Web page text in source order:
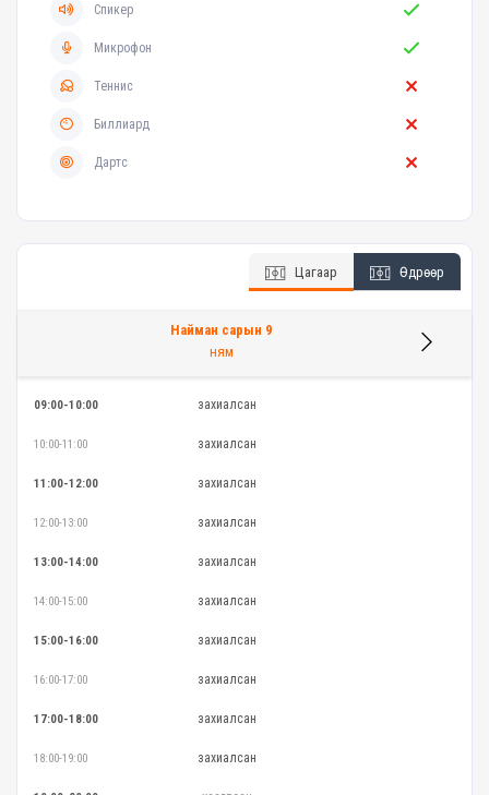
Спикер
Микрофон
Теннис
Биллиард
Дартс
Цагаар Өдрөөр
Найман сарын 9
ням
09:00-10:00 захиалсан
10:00-11:00 захиалсан
11:00-12:00 захиалсан
12:00-13:00 захиалсан
13:00-14:00 захиалсан
14:00-15:00 захиалсан
15:00-16:00 захиалсан
16:00-17:00 захиалсан
17:00-18:00 захиалсан
18:00-19:00 захиалсан